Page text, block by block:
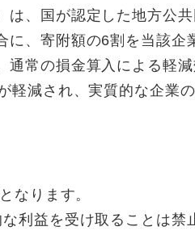
は、国が認定した地方公
に、寄附額の6割を当該企
通常の損金算入による軽
軽減され、実質的な企業
なります。
益を受け取ることは禁